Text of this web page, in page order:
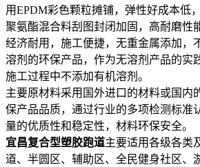
用EPDM彩色颗粒摊铺，弹性好成本低
聚氨酯混合料刮图封闭加固，高耐磨性
经济耐用，施工便捷，无重金属添加，
溶剂的环保产品，作为无溶剂产品的实
施工过程中不添加有机溶剂。
主要原材料采用国外进口的材料或国内
保产品品质，通过行业的多项检测标准
量的优质性和稳定性，材料环保安全。
宜昌复合型塑胶跑道主要适用各级各类
道、半圆区、辅助区、全民健身社区、